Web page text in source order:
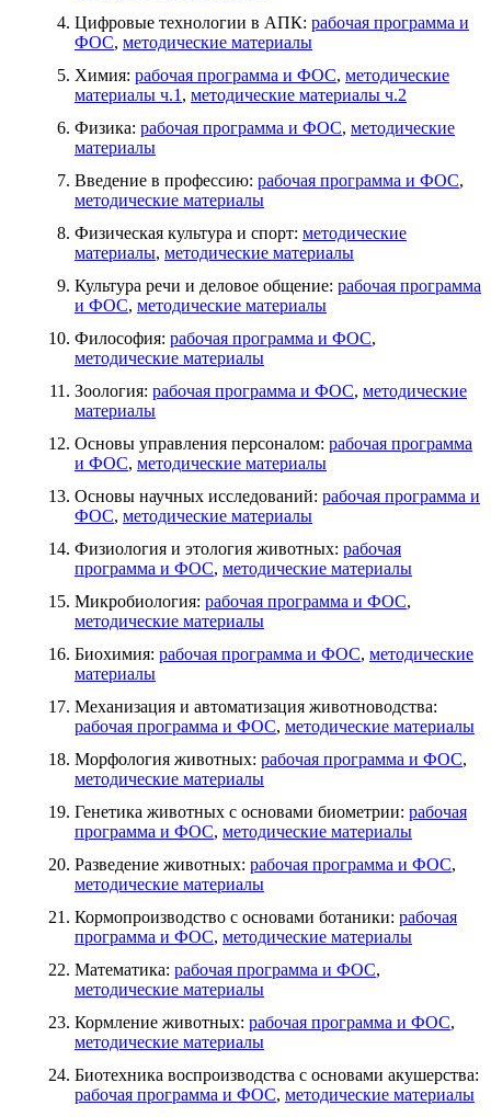
Цифровые технологии в АПК: рабочая программа и
ФОС, методические материалы
Химия: рабочая программа и ФОС, методические
материалы ч.1 , методические материалы ч.2
Физика: рабочая программа и ФОС, методические
материалы
Введение в профессию: рабочая программа и ФОС,
методические материалы
Физическая культура и спорт: методические
материалы, методические материалы
Культура речи и деловое общение: рабочая программа
и ФОС, методические материалы
Философия: рабочая программа и ФОС,
методические материалы
Зоология: рабочая программа и ФОС, методические
материалы
Основы управления персоналом: рабочая программа
и ФОС, методические материалы
Основы научных исследований: рабочая программа и
ФОС, методические материалы
Физиология и этология животных: рабочая
программа и ФОС, методические материалы
Микробиология: рабочая программа и ФОС,
методические материалы
Биохимия: рабочая программа и ФОС, методические
материалы
Механизация и автоматизация животноводства:
рабочая программа и ФОС, методические материалы
Морфология животных: рабочая программа и ФОС,
методические материалы
Генетика животных с основами биометрии: рабочая
программа и ФОС, методические материалы
Разведение животных: рабочая программа и ФОС,
методические материалы
Кормопроизводство с основами ботаники: рабочая
программа и ФОС, методические материалы
Математика: рабочая программа и ФОС,
методические материалы
Кормление животных: рабочая программа и ФОС,
методические материалы
Биотехника воспроизводства с основами акушерства:
рабочая программа и ФОС, методические материалы